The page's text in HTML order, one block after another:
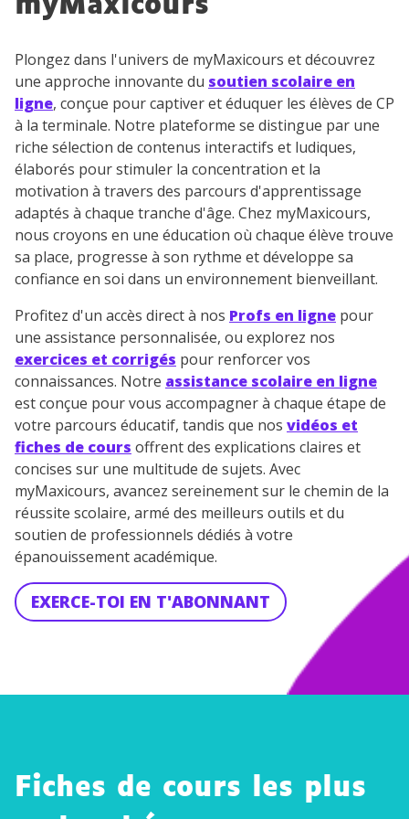
myMaxicours
Plongez dans l'univers de myMaxicours et découvrez
une approche innovante du soutien scolaire en
ligne, conçue pour captiver et éduquer les élèves de CP
à la terminale. Notre plateforme se distingue par une
riche sélection de contenus interactifs et ludiques,
élaborés pour stimuler la concentration et la
motivation à travers des parcours d'apprentissage
adaptés à chaque tranche d'âge. Chez myMaxicours,
nous croyons en une éducation où chaque élève trouve
sa place, progresse à son rythme et développe sa
confiance en soi dans un environnement bienveillant.
Profitez d'un accès direct à nos Profs en ligne pour
une assistance personnalisée, ou explorez nos
exercices et corrigés pour renforcer vos
connaissances. Notre assistance scolaire en ligne
est conçue pour vous accompagner à chaque étape de
votre parcours éducatif, tandis que nos vidéos et
fiches de cours offrent des explications claires et
concises sur une multitude de sujets. Avec
myMaxicours, avancez sereinement sur le chemin de la
réussite scolaire, armé des meilleurs outils et du
soutien de professionnels dédiés à votre
épanouissement académique.
EXERCE-TOI EN T'ABONNANT
Fiches de cours les plus
pour exercer vos droits, vous pouvez consulter
J’accepte de recevoir les actualités et des
communications de la part de
myMaxicours.
Votre adresse e-mail sera exclusivement utilisée pour
vous envoyer notre newsletter. Vous pourrez vous
désinscrire à tout moment, à travers le lien de
désinscription présent dans chaque newsletter. Pour
en savoir plus sur la gestion de vos données
personnelles et pour exercer vos droits, vous pouvez
consulternotre charte